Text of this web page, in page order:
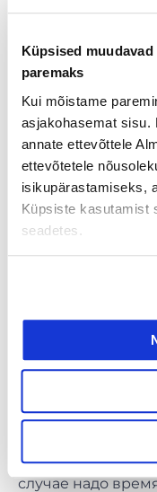
Küpsised
paremaks
Kui mõistame
asjakohasemat sisu.
annate ettevõttele
ettevõtetele
isikupärastamiseks,
Küpsiste kasutamist
seadetes.
рынка и навыки
чему-то
Зачем
активным?
резюме наCV.ee
ищете в этот
«Люди не
недовольны
даёт
свою ценность»,
случае надо